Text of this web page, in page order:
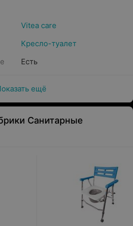
Vitea care
Кресло-туалет
Есть
ещё
Санитарные